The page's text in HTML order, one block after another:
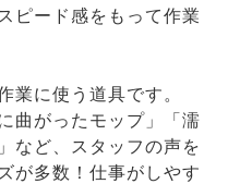
ピード感をもって作業
業に使う道具です。
曲がったモップ」「濡
など、スタッフの声を
が多数！仕事がしやす